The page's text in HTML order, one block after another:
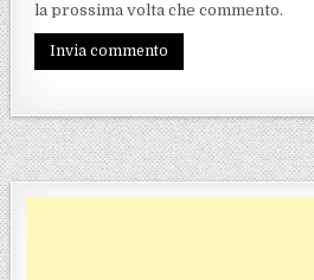
la prossima volta che commento.